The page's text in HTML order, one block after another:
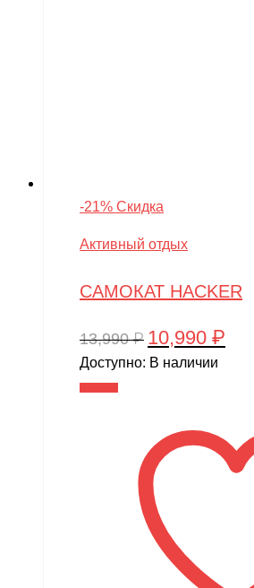
-21% Скидка
Активный отдых
САМОКАТ HACKER
13,990₽ Первоначальная
цена
10,990 ₽
Доступно: В наличии